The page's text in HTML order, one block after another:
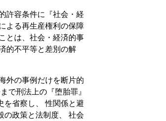
許容条件に『社会・経
よる再生産権利の保障
とは、社会・経済的事
的不平等と差別の解
外の事例だけを断片的
で刑法上の『堕胎罪』
を省察し、 性関係と避
の政策と法制度、 社会